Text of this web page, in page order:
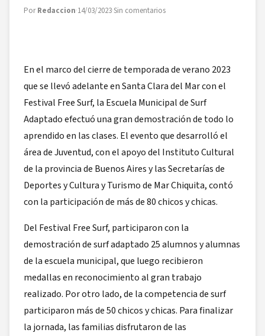
PorRedaccion·14/03/2023·Sin comentarios
En el marco del cierre de temporada de verano 2023
que se llevó adelante en Santa Clara del Mar con el
Festival Free Surf, la Escuela Municipal de Surf
Adaptado efectuó una gran demostración de todo lo
aprendido en las clases. El evento que desarrolló el
área de Juventud, con el apoyo del Instituto Cultural
de la provincia de Buenos Aires y las Secretarías de
Deportes y Cultura y Turismo de Mar Chiquita, contó
con la participación de más de 80 chicos y chicas.
Del Festival Free Surf, participaron con la
demostración de surf adaptado 25 alumnos y alumnas
de la escuela municipal, que luego recibieron
medallas en reconocimiento al gran trabajo
realizado. Por otro lado, de la competencia de surf
participaron más de 50 chicos y chicas. Para finalizar
la jornada, las familias disfrutaron de las